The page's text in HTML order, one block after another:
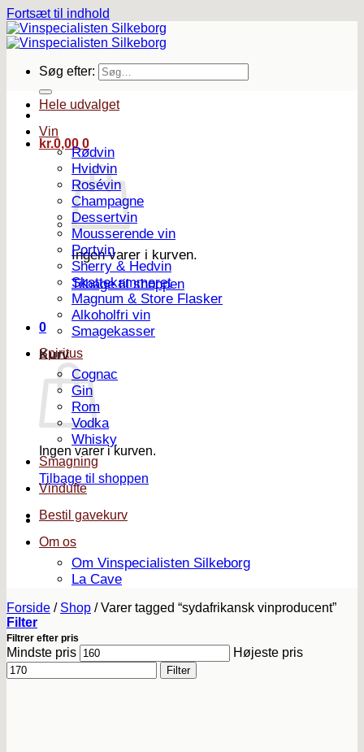
Fortsæt til indhold
Søg efter:
kr.0,00 0
Ingen varer i kurven.
Tilbage til shoppen
0
Kurv
Ingen varer i kurven.
Tilbage til shoppen
Hele udvalget
Vin
Rødvin
Hvidvin
Rosévin
Champagne
Dessertvin
Mousserende vin
Portvin
Sherry & Hedvin
Skattekammeret
Magnum & Store Flasker
Alkoholfri vin
Smagekasser
Spiritus
Cognac
Gin
Rom
Vodka
Whisky
Smagning
Vindufte
Bestil gavekurv
Om os
Om Vinspecialisten Silkeborg
La Cave
Forside / Shop /Varer tagged “sydafrikansk vinproducent”
Filter
Filtrer efter pris
Mindste pris Højeste pris
Filter